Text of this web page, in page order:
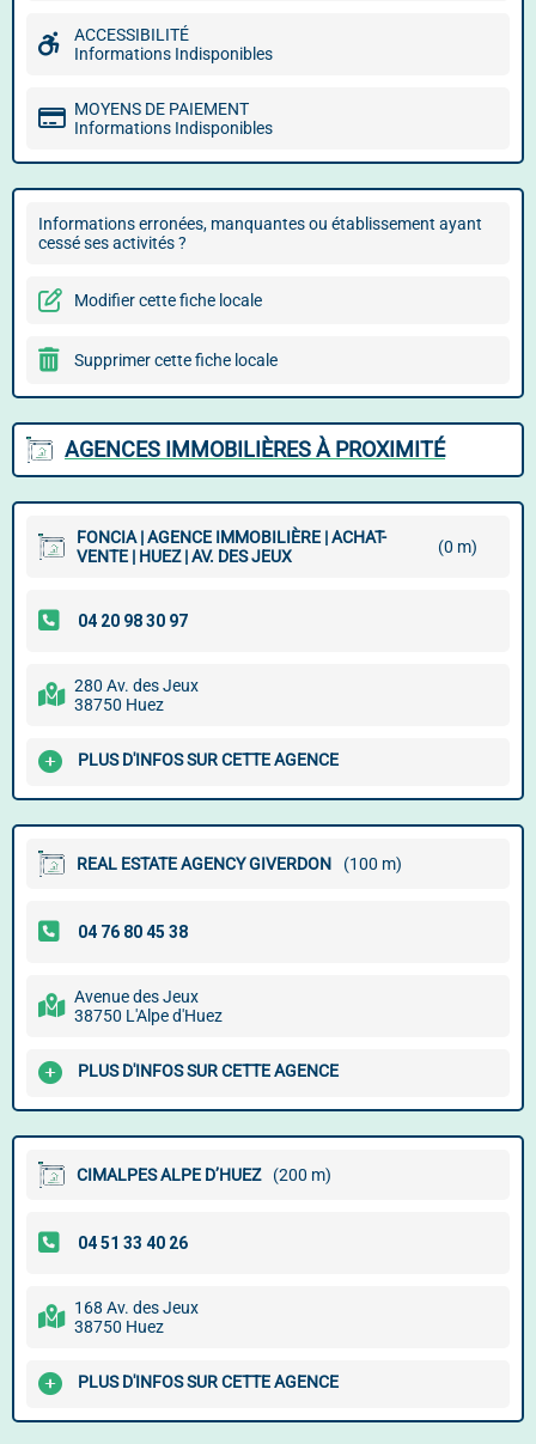
ACCESSIBILITÉ
Informations Indisponibles
MOYENS DE PAIEMENT
Informations Indisponibles
Informations erronées, manquantes ou établissement ayant
cessé ses activités ?
Modifier cette fiche locale
Supprimer cette fiche locale
AGENCES IMMOBILIÈRES À PROXIMITÉ
FONCIA | AGENCE IMMOBILIÈRE | ACHAT-
VENTE | HUEZ | AV. DES JEUX
(0 m)
280 Av. des Jeux
38750 Huez
PLUS D'INFOS SUR CETTE AGENCE
REAL ESTATE AGENCY GIVERDON (100 m)
Avenue des Jeux
38750 L'Alpe d'Huez
PLUS D'INFOS SUR CETTE AGENCE
CIMALPES ALPE D’HUEZ (200 m)
168 Av. des Jeux
38750 Huez
PLUS D'INFOS SUR CETTE AGENCE